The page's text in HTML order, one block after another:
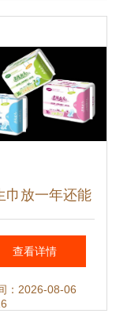
巾放一年还能
？正确的存放
用期限解读
查看详情
：2026-08-06